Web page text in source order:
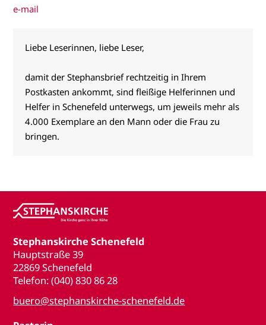
e-mail
Liebe Leserinnen, liebe Leser,
damit der Stephansbrief rechtzeitig in Ihrem
Postkasten ankommt, sind fleißige Helferinnen und
Helfer in Schenefeld unterwegs, um jeweils mehr als
4.000 Exemplare an den Mann oder die Frau zu
bringen.
Stephanskirche Schenefeld
Hauptstraße 39
22869 Schenefeld
Telefon: (040) 830 86 28
buero@stephanskirche-schenefeld.de